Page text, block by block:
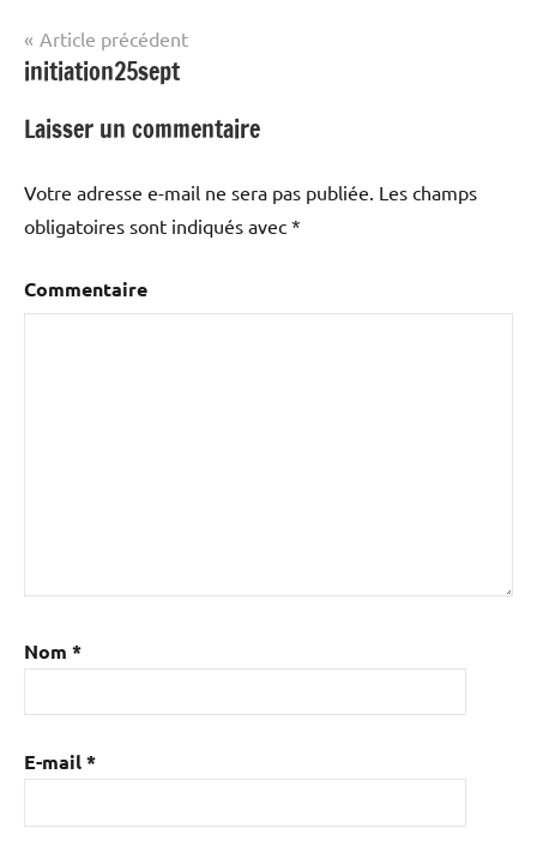
Navigation
de
l’article
Article précédent
initiation25sept
Laisser un commentaire
Votre adresse e-mail ne sera pas publiée. Les champs
obligatoires sont indiqués avec *
Commentaire
Nom *
E-mail*